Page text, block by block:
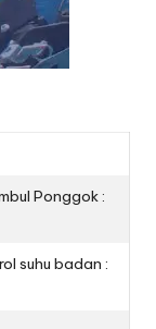
Ponggok :
suhu badan :